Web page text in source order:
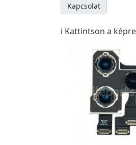
Kapcsolat
ℹ️ Kattintson a